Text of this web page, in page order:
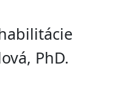
PhD.